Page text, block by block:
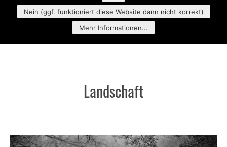
Landschaft
Nein (ggf. funktioniert diese Website dann nicht korrekt)
Mehr Informationen...